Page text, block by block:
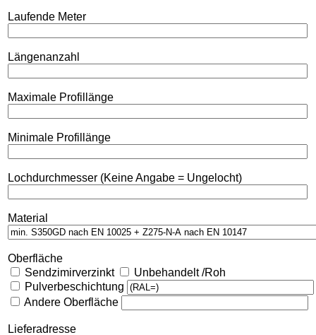
Laufende Meter
Längenanzahl
Maximale Profillänge
Minimale Profillänge
Lochdurchmesser (Keine Angabe = Ungelocht)
Material
Oberfläche
Sendzimirverzinkt
Unbehandelt /Roh
Pulverbeschichtung
Andere Oberfläche
Lieferadresse